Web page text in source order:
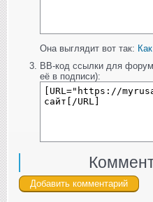
Она выглядит вот так:
BB-код ссылки для
её в подписи):